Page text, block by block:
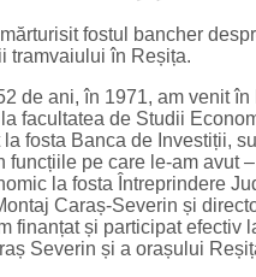
fostul bancher
tramvaiului în Reșița.
de ani, în 1971, am venit
facultatea de Studii
fosta Banca de Investiții,
funcțiile pe care le-am avut
la fosta Întreprindere
Caraș-Severin și
finanțat și participat efectiv
Severin și a orașului